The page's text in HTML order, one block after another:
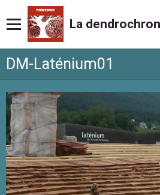
La
DM-Laténium01